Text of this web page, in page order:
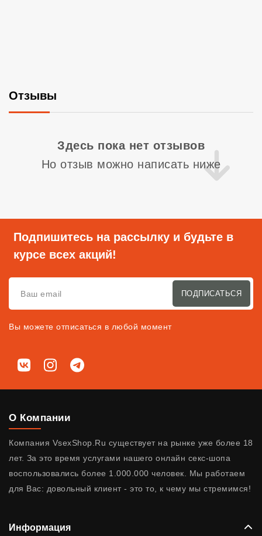
Отзывы
Здесь пока нет отзывов
Но отзыв можно написать ниже
Подпишитесь на рассылку и будьте в
курсе всех акций!
ПОДПИСАТЬСЯ
Вы можете отписаться в любой момент
Мы в соц. сетях
ВКонтактеInstagramTelegram
О Компании
Компания VsexShop.Ru существует на рынке уже более 18
лет. За это время услугами нашего онлайн секс-шопа
воспользовались более 1.000.000 человек. Мы работаем
для Вас: довольный клиент - это то, к чему мы стремимся!
Информация